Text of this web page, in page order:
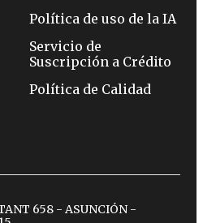
Política de uso de la IA
Servicio de
Suscripción a Crédito
Política de Calidad
658 - ASUNCIÓN -